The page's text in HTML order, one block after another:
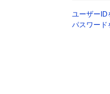
ユーザーID
パスワード